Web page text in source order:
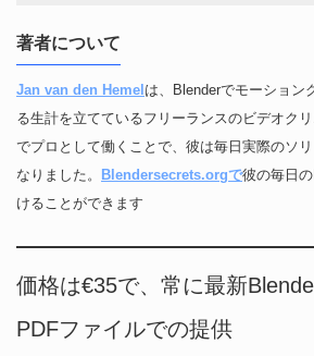
著者について
Jan van den Hemel は、Blenderでモーション
る生計を立てているフリーランスのビデオク
でプロとして働くことで、彼は毎日実際のソ
なりました。
Blendersecrets.orgで彼の毎日
けることができます
価格は€35で、常に最新
PDFファイルでの提供